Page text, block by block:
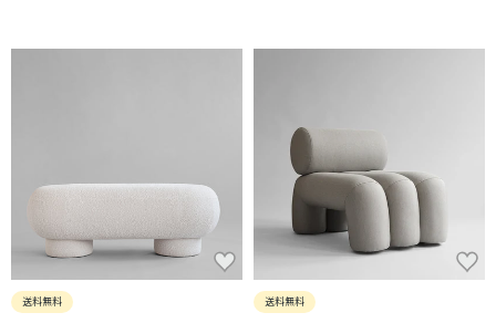
送料無料 送料無料